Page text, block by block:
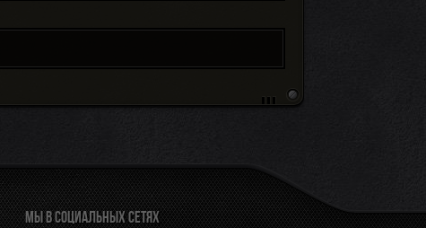
МЫ В СОЦИАЛЬНЫХ СЕТЯХ